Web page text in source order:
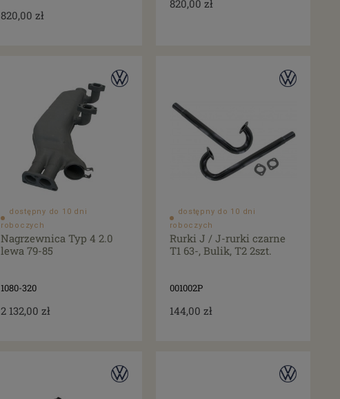
820,00 zł
820,00 zł
dostępny do 10 dni
roboczych
Nagrzewnica Typ 4 2.0
lewa 79-85
1080-320
2 132,00 zł
dostępny do 10 dni
roboczych
Rurki J / J-rurki czarne
T1 63-, Bulik, T2 2szt.
001002P
144,00 zł